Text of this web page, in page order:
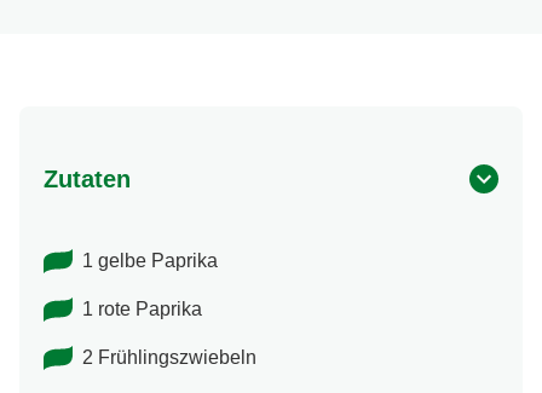
Zutaten
1 gelbe Paprika
1 rote Paprika
2 Frühlingszwiebeln